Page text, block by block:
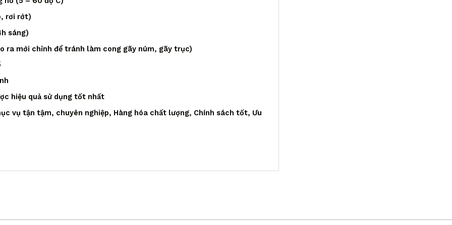
rơi rớt)
sáng)
ra mới chỉnh để tránh làm cong gãy núm, gãy trục)
hiệu quả sử dụng tốt nhất
vụ tận tậm, chuyên nghiệp, Hàng hóa chất lượng, Chính sách tốt, Ưu